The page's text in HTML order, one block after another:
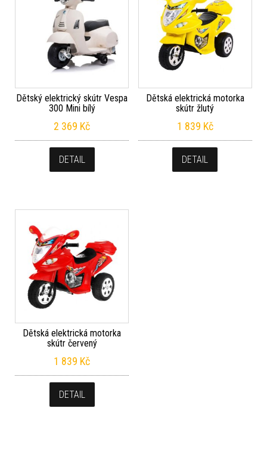
Dětský elektrický skútr Vespa
300 Mini bílý
2 369 Kč
DETAIL
Dětská elektrická motorka
skútr žlutý
1 839 Kč
DETAIL
Dětská elektrická motorka
skútr červený
1 839 Kč
DETAIL